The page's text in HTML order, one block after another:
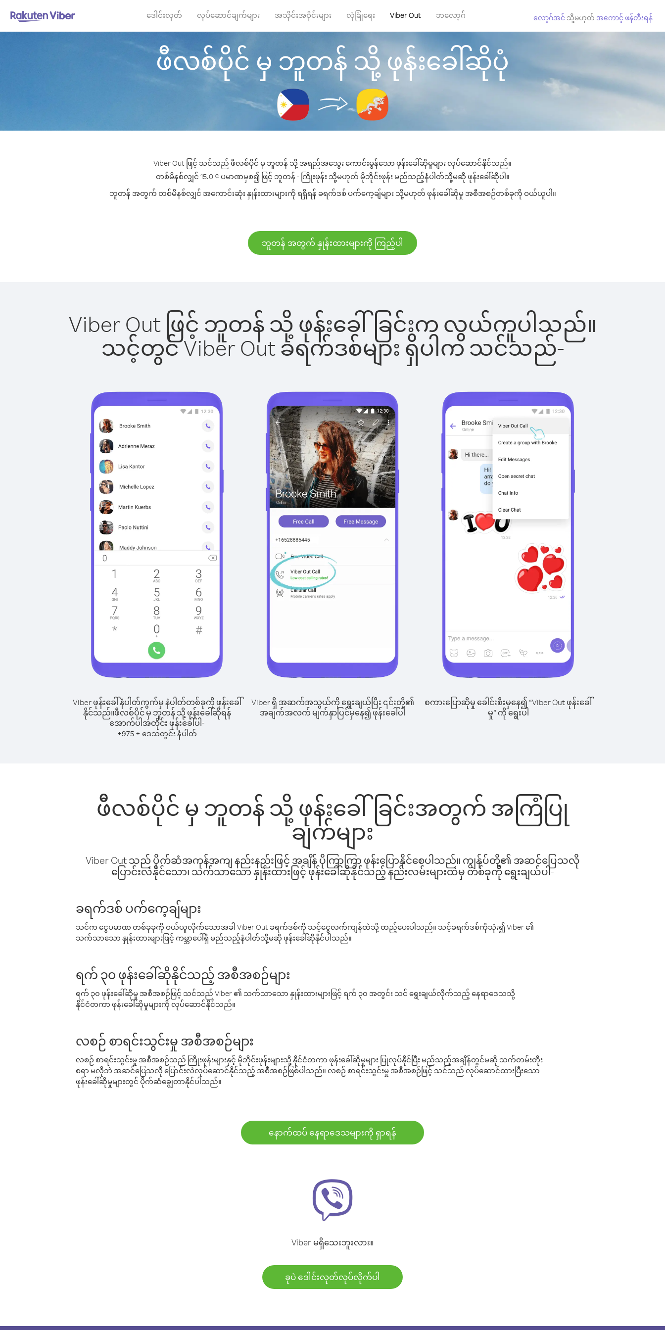
ဒေါင်းလုတ် လုပ်ဆောင်ချက်များ အသိုင်းအဝိုင်းများ လုံခြုံရေး Viber Out ဘလော့ဂ် လော့ဂ်အင် သို့မဟုတ် အကောင့် ဖန်တီးရန်
ဖီလစ်ပိုင် မှ ဘူတန် သို့ ဖုန်းခေါ်ဆိုပုံ
Viber Out ဖြင့် သင်သည် ဖီလစ်ပိုင် မှ ဘူတန် သို့ အရည်အသွေး ကောင်းမွန်သော ဖုန်းခေါ်ဆိုမှုများ လုပ်ဆောင်နိုင်သည်။
တစ်မိနစ်လျှင် 15.0 ¢ ပမာဏမှစ၍ ဖြင့် ဘူတန် - ကြိုးဖုန်း သို့မဟုတ် မိုဘိုင်းဖုန်း မည်သည့်နံပါတ်သို့မဆို ဖုန်းခေါ်ဆိုပါ။
ဘူတန် အတွက် တစ်မိနစ်လျှင် အကောင်းဆုံး နှုန်းထားများကို ရရှိရန် ခရက်ဒစ် ပက်ကေ့ချ်များ သို့မဟုတ် ဖုန်းခေါ်ဆိုမှု အစီအစဉ်တစ်ခုကို ဝယ်ယူပါ။
ဘူတန် အတွက် နှုန်းထားများကို ကြည့်ပါ
Viber Out ဖြင့် ဘူတန် သို့ ဖုန်းခေါ်ခြင်းက လွယ်ကူပါသည်။
သင့်တွင် Viber Out ခရက်ဒစ်များ ရှိပါက သင်သည်-
Viber ဖုန်းခေါ်နံပါတ်ကွက်မှ နံပါတ်တစ်ခုကို ဖုန်းခေါ်
နိုင်သည်။ဖီလစ်ပိုင် မှ ဘူတန် သို့ ဖုန်းခေါ်ဆိုရန်
အောက်ပါအတိုင်း ဖုန်းခေါ်ပါ-
+975+ ဒေသတွင်း နံပါတ်
Viber ရှိ အဆက်အသွယ်ကို ရွေးချယ်ပြီး ၎င်းတို့၏
အချက်အလက် မျက်နှာပြင်မှနေ၍ ဖုန်းခေါ်ပါ
စကားပြောဆိုမှု ခေါင်းစီးမှနေ၍ “Viber Out ဖုန်းခေါ်
မှု” ကို ရွေးပါ
ဖီလစ်ပိုင် မှ ဘူတန် သို့ ဖုန်းခေါ်ခြင်းအတွက် အကြံပြု
ချက်များ
Viber Out သည် ပိုက်ဆံအကုန်အကျ နည်းနည်းဖြင့် အချိန် ပိုကြာကြာ ဖုန်းပြောနိုင်စေပါသည်။ ကျွန်ုပ်တို့၏ အဆင်ပြေသလို
ပြောင်းလဲနိုင်သော၊ သက်သာသော နှုန်းထားဖြင့် ဖုန်းခေါ်ဆိုနိုင်သည့် နည်းလမ်းများထဲမှ တစ်ခုကို ရွေးချယ်ပါ-
ခရက်ဒစ် ပက်ကေ့ချ်များ
သင်က ငွေပမာဏ တစ်ခုခုကို ဝယ်ယူလိုက်သောအခါ Viber Out ခရက်ဒစ်ကို သင့်ငွေလက်ကျန်ထဲသို့ ထည့်ပေးပါသည်။ သင့်ခရက်ဒစ်ကိုသုံး၍ Viber ၏
သက်သာသော နှုန်းထားများဖြင့် ကမ္ဘာပေါ်ရှိ မည်သည့်နံပါတ်သို့မဆို ဖုန်းခေါ်ဆိုနိုင်ပါသည်။
ရက် ၃၀ ဖုန်းခေါ်ဆိုနိုင်သည့် အစီအစဉ်များ
ရက် ၃၀ ဖုန်းခေါ်ဆိုမှု အစီအစဉ်ဖြင့် သင်သည် Viber ၏ သက်သာသော နှုန်းထားများဖြင့် ရက် ၃၀ အတွင်း သင် ရွေးချယ်လိုက်သည့် နေရာဒေသသို့
နိုင်ငံတကာ ဖုန်းခေါ်ဆိုမှုများကို လုပ်ဆောင်နိုင်သည်။
လစဉ် စာရင်းသွင်းမှု အစီအစဉ်များ
လစဉ် စာရင်းသွင်းမှု အစီအစဉ်သည် ကြိုးဖုန်းများနှင့် မိုဘိုင်းဖုန်းများသို့ နိုင်ငံတကာ ဖုန်းခေါ်ဆိုမှုများ ပြုလုပ်နိုင်ပြီး မည်သည့်အချိန်တွင်မဆို သက်တမ်းတိုး
စရာ မလိုဘဲ အဆင်ပြေသလို ပြောင်းလဲလုပ်ဆောင်နိုင်သည့် အစီအစဉ်ဖြစ်ပါသည်။ လစဉ် စာရင်းသွင်းမှု အစီအစဉ်ဖြင့် သင်သည် လုပ်ဆောင်ထားပြီးသော
ဖုန်းခေါ်ဆိုမှုများတွင် ပိုက်ဆံချွေတာနိုင်ပါသည်။
နောက်ထပ် နေရာဒေသများကို ရှာရန်
Viber မရှိသေးဘူးလား။
ခုပဲ ဒေါင်းလုတ်လုပ်လိုက်ပါ